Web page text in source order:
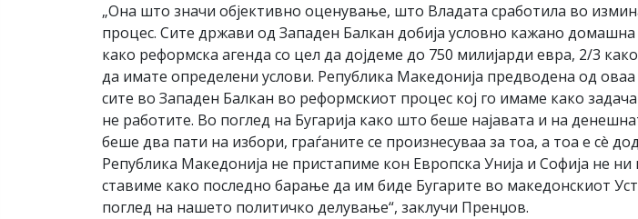
„Она што значи објективно оценување, што Владата сработила во
процес. Сите држави од Западен Балкан добија условно кажано
како реформска агенда со цел да дојдеме до 750 милијарди евра, 2/3
да имате определени услови. Република Македонија предводена од
сите во Западен Балкан во реформскиот процес кој го имаме како
не работите. Во поглед на Бугарија како што беше најавата и на
беше два пати на избори, граѓаните се произнесуваа за тоа, а тоа е сè
Република Македонија не пристапиме кон Европска Унија и Софија не
ставиме како последно барање да им биде Бугарите во македонскиот
поглед на нашето политичко делување“, заклучи Пренџов.